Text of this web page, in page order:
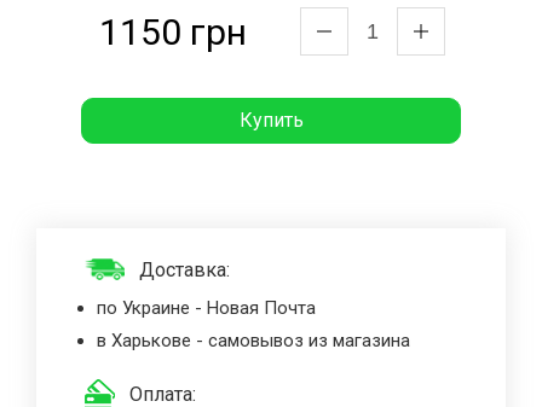
1150 грн
Купить
Доставка:
по Украине - Новая Почта
в Харькове - самовывоз из магазина
Оплата: